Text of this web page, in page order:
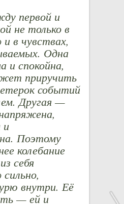
первой и
не только в
и в чувствах,
Одна
и спокойна,
приручить
событий
Другая —
и
Поэтому
колебание
себя
внутри. Её
— ей и